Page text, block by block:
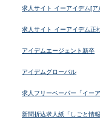
求人サイト イーアイデム[ア
求人サイト イーアイデム正
アイデムエージェント新卒
アイデムグローバル
求人フリーペーパー「イー
新聞折込求人紙「しごと情報